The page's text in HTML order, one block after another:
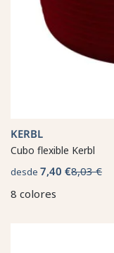
KERBL
Cubo flexible Kerbl
desde 7,40 €8,03 €
8 colores